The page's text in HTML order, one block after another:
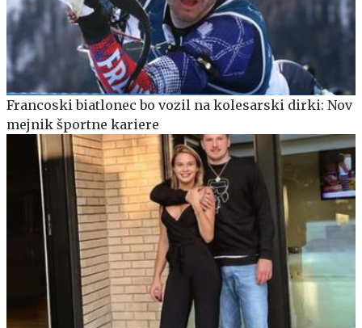
Francoski biatlonec bo vozil na kolesarski dirki: Nov
mejnik športne kariere